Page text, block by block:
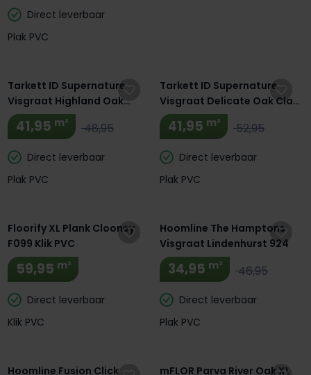
Direct leverbaar
Plak PVC
Tarkett ID Supernature
Visgraat Highland Oak
Beige 24537116
41,95 m² 48,95
Direct leverbaar
Plak PVC
Tarkett ID Supernature
Visgraat Delicate Oak Clay
24537095
41,95 m² 52,95
Direct leverbaar
Plak PVC
Floorify XL Plank Clooney
F099 Klik PVC
59,95 m²
Direct leverbaar
Klik PVC
Hoomline The Hamptons
Visgraat Lindenhurst 924
34,95 m² 46,95
Direct leverbaar
Plak PVC
Hoomline Fusion Click
mFLOR Parva River Oak XL